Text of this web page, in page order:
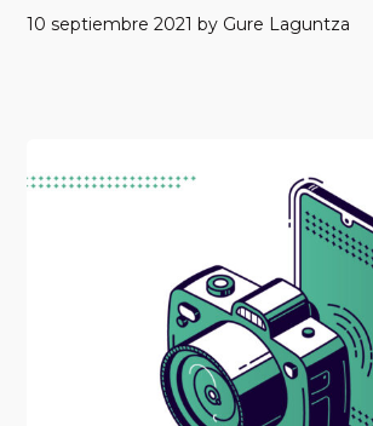
10 septiembre 2021 by Gure Laguntza